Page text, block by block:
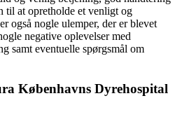
til at opretholde et venligt og
også nogle ulemper, der er blevet
negative oplevelser med
samt eventuelle spørgsmål om
Københavns Dyrehospital